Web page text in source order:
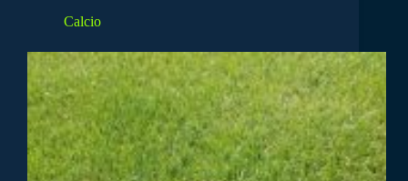
Calcio